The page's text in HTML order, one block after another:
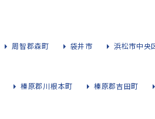
周智郡森町 袋井市 浜松市中央
榛原郡川根本町 榛原郡吉田町